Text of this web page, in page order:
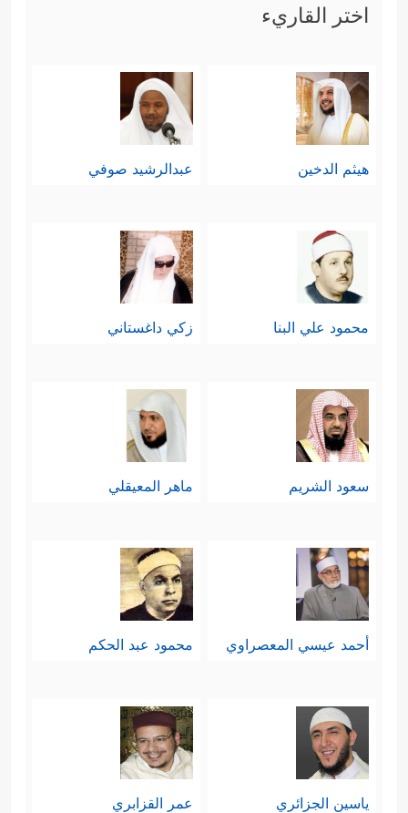
اختر القاريء
هيثم الدخين عبدالرشيد صوفي
محمود علي البنا زكي داغستاني
سعود الشريم ماهر المعيقلي
أحمد عيسي المعصراوي محمود عبد الحكم
ياسين الجزائري عمر القزابري